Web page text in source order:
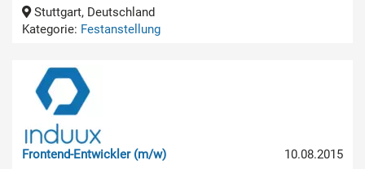
Stuttgart, Deutschland
Kategorie: Festanstellung
10.08.2015
Frontend-Entwickler (m/w)